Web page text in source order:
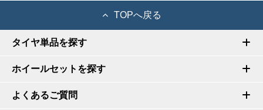
TOPへ戻る
タイヤ単品を探す
ホイールセットを探す
よくあるご質問